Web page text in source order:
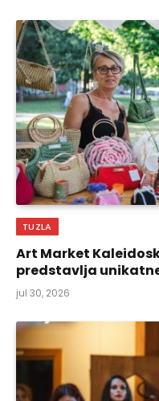
TUZLA
Art Market
predstavlja
jul 30, 2026